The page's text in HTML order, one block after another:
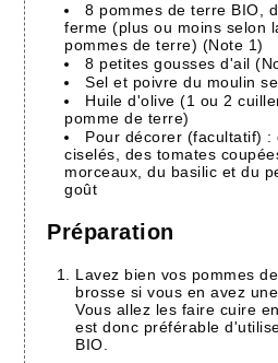
8 pommes de terre BIO,
ferme (plus ou moins selon
pommes de terre) (Note 1)
8 petites gousses d'ail
Sel et poivre du moulin
Huile d'olive (1 ou 2
pomme de terre)
Pour décorer (facultatif) :
ciselés, des tomates
morceaux, du basilic et du
goût
Préparation
Lavez bien vos pommes
brosse si vous en avez
Vous allez les faire cuire
est donc préférable
BIO.